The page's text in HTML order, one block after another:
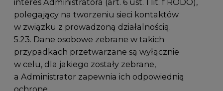
polegający na tworzeniu sieci kontaktów
w związku z prowadzoną działalnością.
5.23. Dane osobowe zebrane w takich
przypadkach przetwarzane są wyłącznie
w celu, dla jakiego zostały zebrane,
a Administrator zapewnia ich odpowiednią
ochronę.